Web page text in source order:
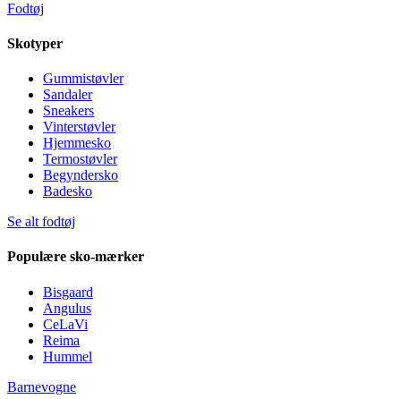
Fodtøj
Skotyper
Gummistøvler
Sandaler
Sneakers
Vinterstøvler
Hjemmesko
Termostøvler
Begyndersko
Badesko
Se alt fodtøj
Populære sko-mærker
Bisgaard
Angulus
CeLaVi
Reima
Hummel
Barnevogne